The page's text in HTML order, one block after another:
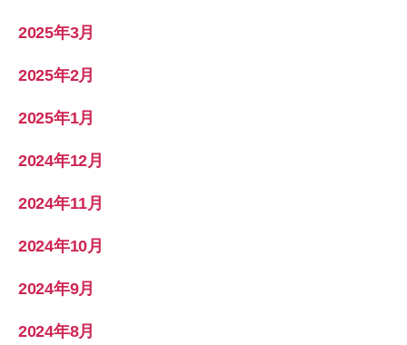
2025年3月
2025年2月
2025年1月
2024年12月
2024年11月
2024年10月
2024年9月
2024年8月